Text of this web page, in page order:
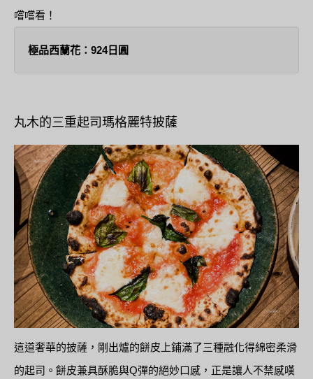
嚐嚐看！
極品西蘭花：924日圓
丸木的三重起司瑪格麗特披薩
這道奢華的披薩，剛出爐的餅皮上鋪滿了三種融化得綿密柔滑
的起司。餅皮兼具酥脆與Q彈的絕妙口感，正是讓人不禁感嘆